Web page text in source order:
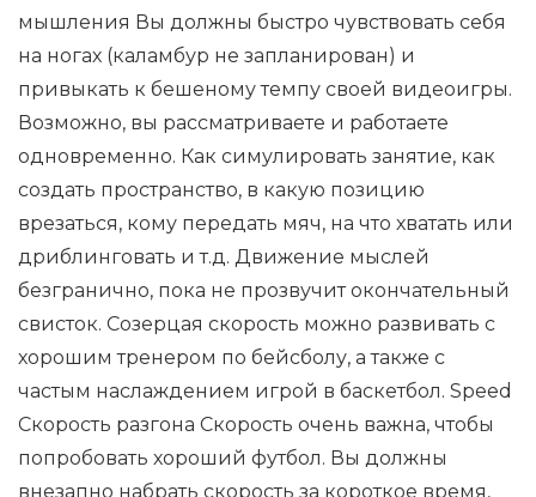
мышления Вы должны быстро чувствовать себя
на ногах (каламбур не запланирован) и
привыкать к бешеному темпу своей видеоигры.
Возможно, вы рассматриваете и работаете
одновременно. Как симулировать занятие, как
создать пространство, в какую позицию
врезаться, кому передать мяч, на что хватать или
дриблинговать и т.д. Движение мыслей
безгранично, пока не прозвучит окончательный
свисток. Созерцая скорость можно развивать с
хорошим тренером по бейсболу, а также с
частым наслаждением игрой в баскетбол. Speed ​​
Скорость разгона Скорость очень важна, чтобы
попробовать хороший футбол. Вы должны
внезапно набрать скорость за короткое время,